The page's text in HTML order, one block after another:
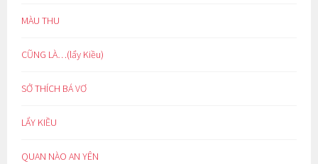
MÀU THU
CŨNG LÀ…(lẩy Kiều)
SỞ THÍCH BÁ VƠ
LẨY KIỀU
QUAN NÀO AN YÊN